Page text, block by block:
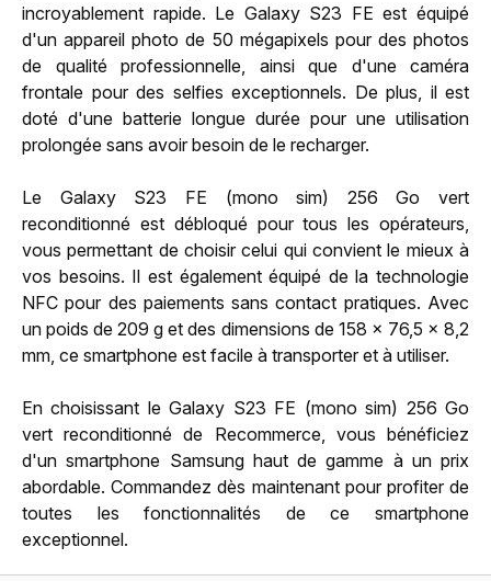
incroyablement rapide. Le Galaxy S23 FE est équipé
d'un appareil photo de 50 mégapixels pour des photos
de qualité professionnelle, ainsi que d'une caméra
frontale pour des selfies exceptionnels. De plus, il est
doté d'une batterie longue durée pour une utilisation
prolongée sans avoir besoin de le recharger.
Le Galaxy S23 FE (mono sim) 256 Go vert
reconditionné est débloqué pour tous les opérateurs,
vous permettant de choisir celui qui convient le mieux à
vos besoins. Il est également équipé de la technologie
NFC pour des paiements sans contact pratiques. Avec
un poids de 209 g et des dimensions de 158 x 76,5 x 8,2
mm, ce smartphone est facile à transporter et à utiliser.
En choisissant le Galaxy S23 FE (mono sim) 256 Go
vert reconditionné de Recommerce, vous bénéficiez
d'un smartphone Samsung haut de gamme à un prix
abordable. Commandez dès maintenant pour profiter de
toutes les fonctionnalités de ce smartphone
exceptionnel.